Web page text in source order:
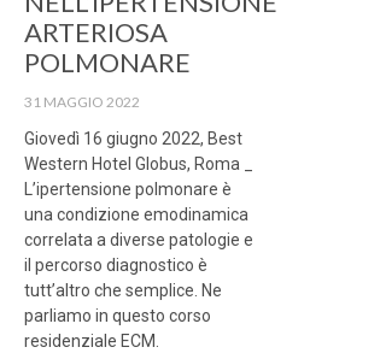
ARTERIOSA
POLMONARE
31 MAGGIO 2022
Giovedì 16 giugno 2022, Best
Western Hotel Globus, Roma _
L’ipertensione polmonare è
una condizione emodinamica
correlata a diverse patologie e
il percorso diagnostico è
tutt’altro che semplice. Ne
parliamo in questo corso
residenziale ECM.